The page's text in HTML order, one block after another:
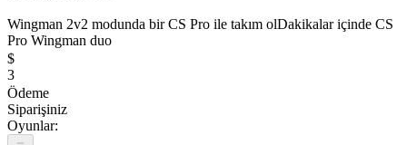
Wingman 2v2 modunda bir CS Pro ile takım olDakikalar içinde CS
Pro Wingman duo
$
3
Ödeme
Siparişiniz
Oyunlar: